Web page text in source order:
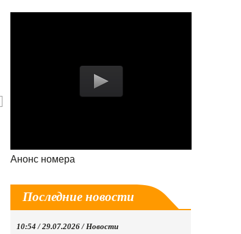
Анонс номера
Последние новости
10:54 / 29.07.2026 /Новости